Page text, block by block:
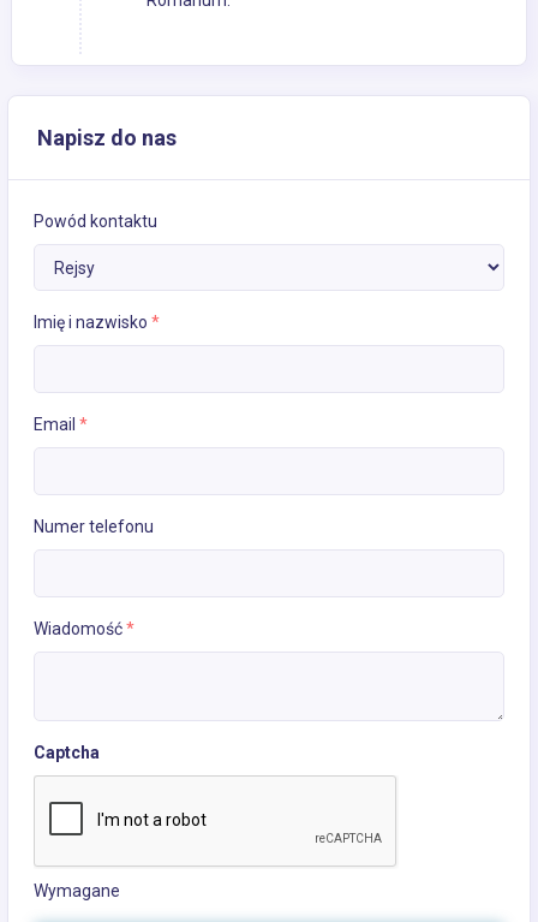
Napisz do nas
Powód kontaktu
Imię i nazwisko *
Email *
Numer telefonu
Wiadomość*
Captcha
Wymagane